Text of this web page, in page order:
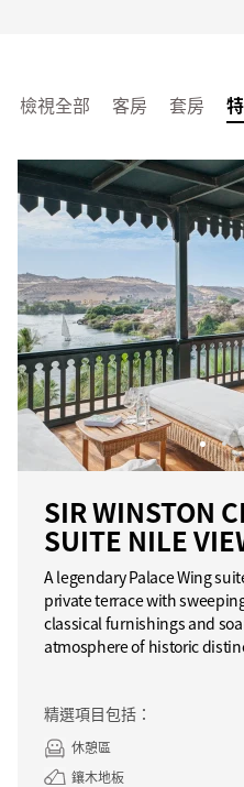
檢視全部 客房 套房
SIR WINSTON
SUITE NILE
A legendary Palace Wing
private terrace with
classical furnishings and
atmosphere of historic
精選項目包括：
休憩區
鑲木地板